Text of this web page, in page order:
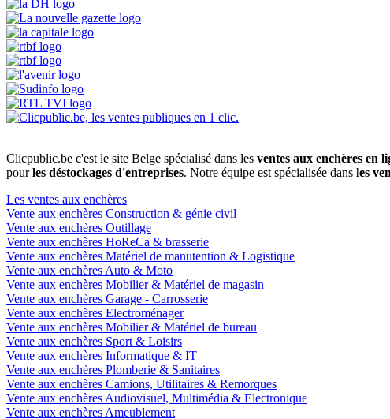
Clicpublic.be c'est le site Belge spécialisé dans les ventes aux enchères en
pourles déstockages d'entreprises. Notre équipe est spécialisée dans les
Les ventes aux enchères
Vente aux enchères Construction & génie civil
Vente aux enchères Outillage
Vente aux enchères HoReCa & brasserie
Vente aux enchères Matériel de manutention & Logistique
Vente aux enchères Auto & Moto
Vente aux enchères Mobilier & Matériel de magasin
Vente aux enchères Garage - Carrosserie
Vente aux enchères Electroménager
Vente aux enchères Mobilier & Matériel de bureau
Vente aux enchères Sport & Loisirs
Vente aux enchères Informatique & IT
Vente aux enchères Plomberie & Sanitaires
Vente aux enchères Camions, Utilitaires & Remorques
Vente aux enchères Audiovisuel, Multimédia & Electronique
Vente aux enchères Ameublement